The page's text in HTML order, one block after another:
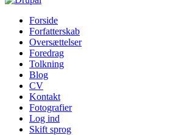
Forside
Forfatterskab
Oversættelser
Foredrag
Tolkning
Blog
CV
Kontakt
Fotografier
Log ind
Skift sprog